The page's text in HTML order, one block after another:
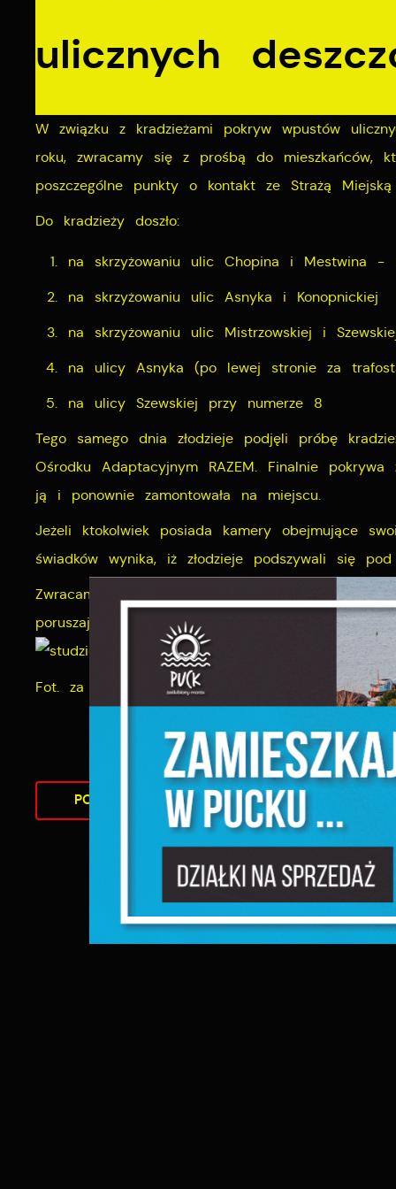
ulicznych
W związku z kradzieżami pokryw wpustów
roku, zwracamy się z prośbą do mieszkańców,
poszczególne punkty o kontakt ze Strażą
Do kradzieży doszło:
na skrzyżowaniu ulic Chopina i Mestwina -
na skrzyżowaniu ulic Asnyka i Konopnickiej
na skrzyżowaniu ulic Mistrzowskiej i
na ulicy Asnyka (po lewej stronie za
na ulicy Szewskiej przy numerze 8
Tego samego dnia złodzieje podjęli próbę
Ośrodku Adaptacyjnym RAZEM. Finalnie
ją i ponownie zamontowała na miejscu.
Jeżeli ktokolwiek posiada kamery obejmujące
świadków wynika, iż złodzieje podszywali się
Zwracamy się z prośbą o zachowanie
poruszających się samochodami jak i pieszo.
Fot. za zgodą AS PPH ODWODNIENIA LINIOWE
POWRÓT DO KATEGORII